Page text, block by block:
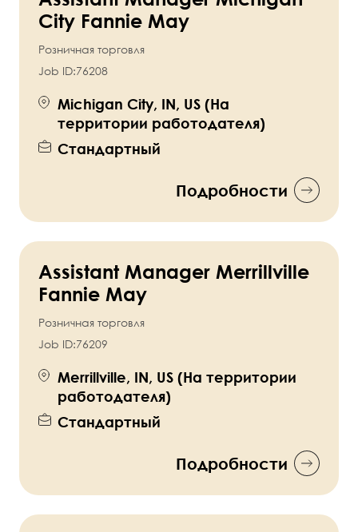
City Fannie May
Розничная торговля
Job ID:76208
Michigan City, IN, US (На
территории работодателя)
Стандартный
Подробности
Assistant Manager Merrillville
Fannie May
Розничная торговля
Job ID:76209
Merrillville, IN, US (На территории
работодателя)
Стандартный
Подробности